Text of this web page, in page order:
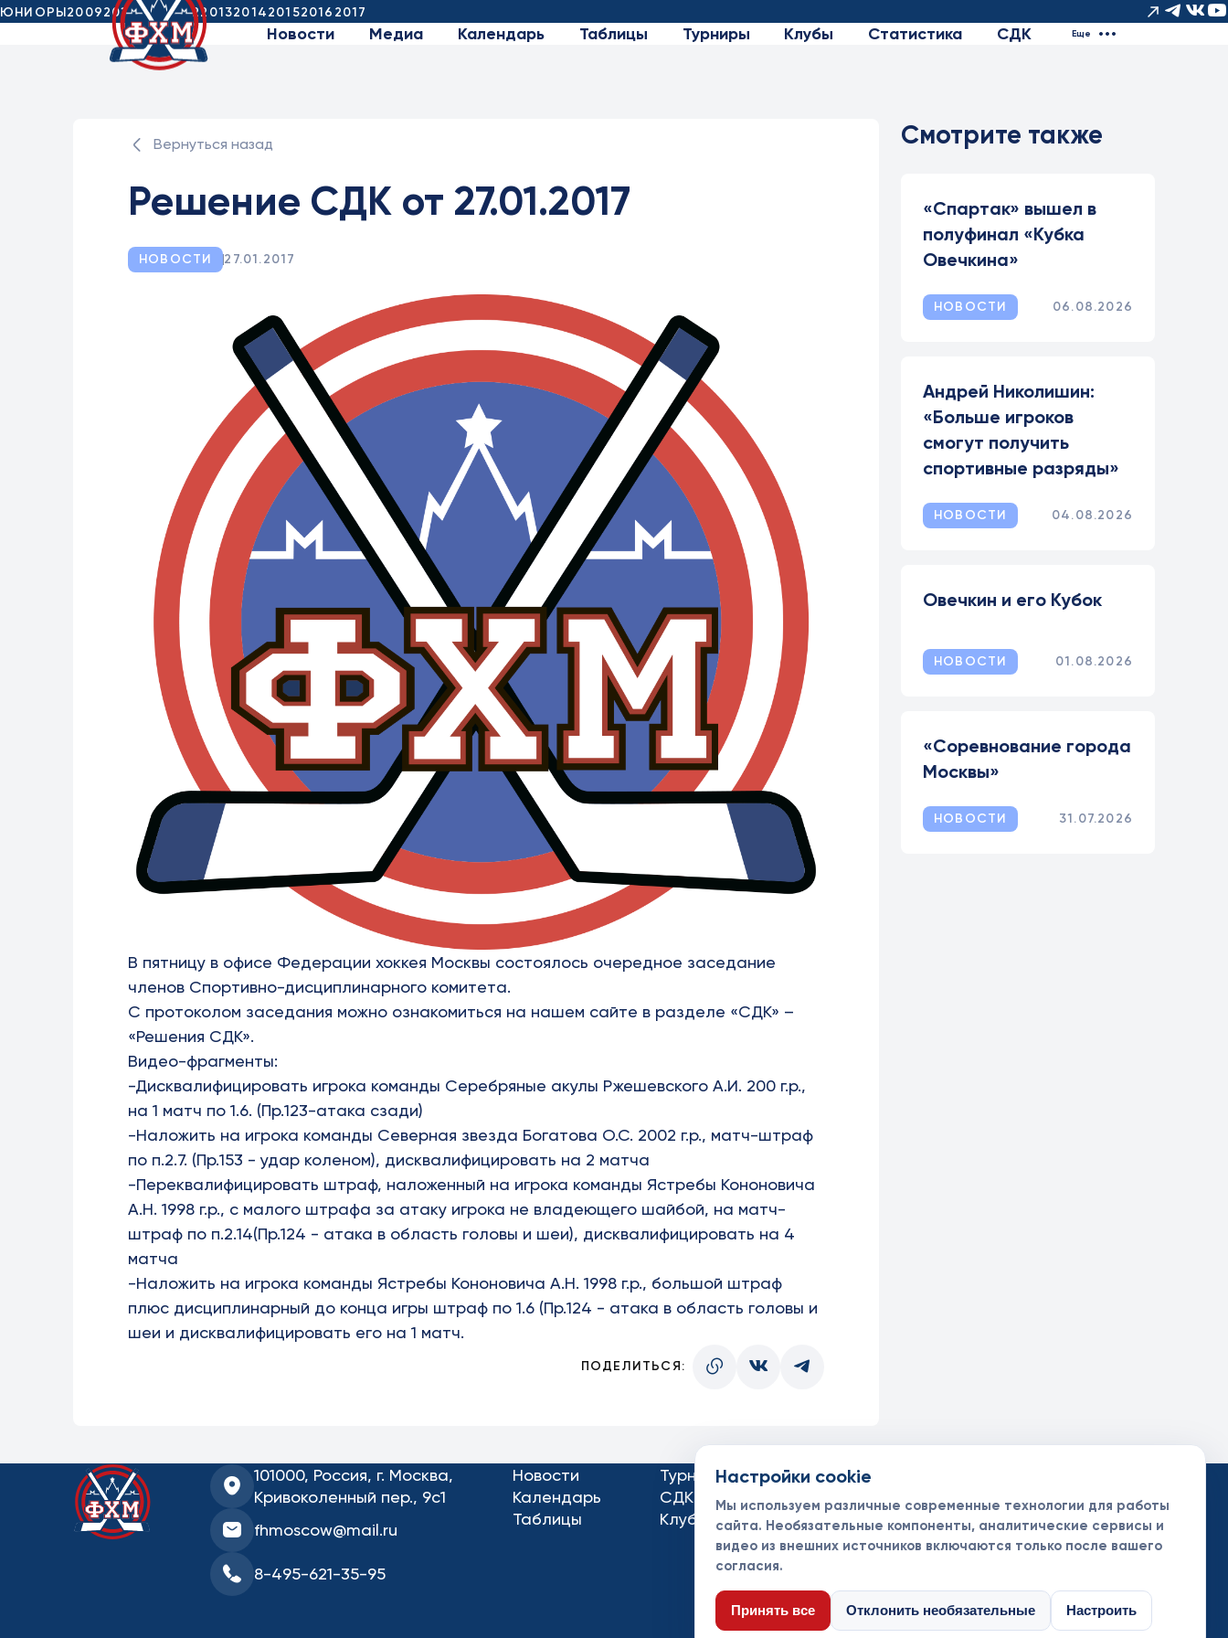
ЮНИОРЫ20092010201120122013201420152016 2017
Новости Медиа Календарь Таблицы Турниры Клубы Статистика СДК Еще
Вернуться назад
Решение СДК от 27.01.2017
НОВОСТИ 27.01.2017
В пятницу в офисе Федерации хоккея Москвы состоялось очередное заседание
членов Спортивно-дисциплинарного комитета.
С протоколом заседания можно ознакомиться на нашем сайте в разделе «СДК» –
«Решения СДК».
Видео-фрагменты:
-Дисквалифицировать игрока команды Серебряные акулы Ржешевского А.И. 200 г.р.,
на 1 матч по 1.6. (Пр.123-атака сзади)
-Наложить на игрока команды Северная звезда Богатова О.С. 2002 г.р., матч-штраф
по п.2.7. (Пр.153 - удар коленом), дисквалифицировать на 2 матча
-Переквалифицировать штраф, наложенный на игрока команды Ястребы Кононовича
А.Н. 1998 г.р., с малого штрафа за атаку игрока не владеющего шайбой, на матч-
штраф по п.2.14(Пр.124 - атака в область головы и шеи), дисквалифицировать на 4
матча
-Наложить на игрока команды Ястребы Кононовича А.Н. 1998 г.р., большой штраф
плюс дисциплинарный до конца игры штраф по 1.6 (Пр.124 - атака в область головы и
шеи и дисквалифицировать его на 1 матч.
ПОДЕЛИТЬСЯ:
Смотрите также
«Спартак» вышел в
полуфинал «Кубка
Овечкина»
НОВОСТИ 06.08.2026
Андрей Николишин:
«Больше игроков
смогут получить
спортивные разряды»
НОВОСТИ 04.08.2026
Овечкин и его Кубок
НОВОСТИ 01.08.2026
«Соревнование города
Москвы»
НОВОСТИ 31.07.2026
101000, Россия, г. Москва,
Кривоколенный пер., 9с1
fhmoscow@mail.ru
8-495-621-35-95
Новости
Календарь
Таблицы
Турниры
СДК
Клубы
Контакты
Спонсоры и партнеры
Настройки cookie
Мы используем различные современные технологии для работы
сайта. Необязательные компоненты, аналитические сервисы и
видео из внешних источников включаются только после вашего
согласия.
Принять все Отклонить необязательные Настроить